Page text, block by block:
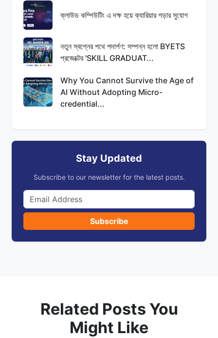
ক্লাউড কম্পিউটিং এ দক্ষ হয়ে ক্যারিয়ার গড়ার সুযোগ
নতুন স্বপ্নের পথে পদার্পণ: সম্পন্ন হলো BYETS
প্রজেক্টের 'SKILL GRADUAT...
Why You Cannot Survive the Age of
AI Without Adopting Micro-
credential...
Stay Updated
Subscribe to our newsletter for the latest posts.
Subscribe
Related Posts You
Might Like